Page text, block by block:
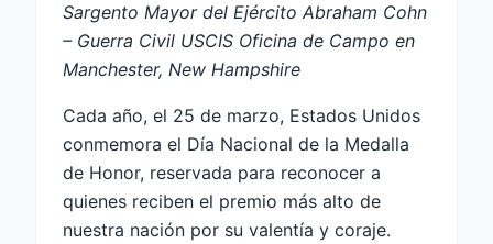
Sargento Mayor del Ejército Abraham Cohn
– Guerra Civil USCIS Oficina de Campo en
Manchester, New Hampshire
Cada año, el 25 de marzo, Estados Unidos
conmemora el Día Nacional de la Medalla
de Honor, reservada para reconocer a
quienes reciben el premio más alto de
nuestra nación por su valentía y coraje.